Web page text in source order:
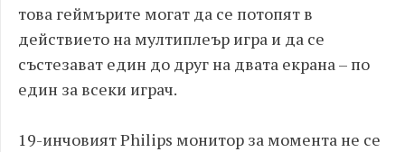
това геймърите могат да се потопят в
действието на мултиплеър игра и да се
състезават един до друг на двата екрана – по
един за всеки играч.
19-инчовият Philips монитор за момента не се